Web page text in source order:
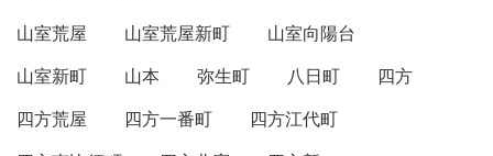
山室荒屋
山室荒屋新町
山室向陽台
山室新町
山本 弥生町 八日町
四方
四方荒屋
四方一番町
四方江代町